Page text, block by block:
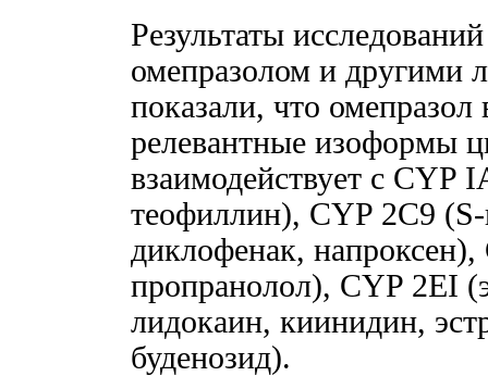
Результаты
омепразолом и другими
показали, что
релевантные изоформы
взаимодействует с CYP
теофиллин), CYP 2С9
диклофенак,
пропранолол), CYP 2ЕI
лидокаин, киинидин,
буденозид).